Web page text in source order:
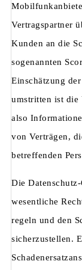
Vertragspartner
Kunden an die
sogenannten
Einschätzung
umstritten ist die
also
von Verträgen,
betreffenden
Die
wesentliche
regeln und den
sicherzustellen.